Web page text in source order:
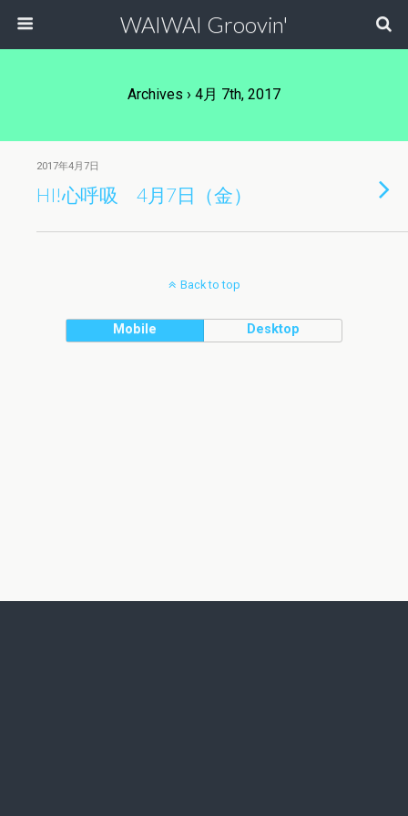
WAIWAI Groovin'
Archives › 4月 7th, 2017
2017年4月7日
HI!心呼吸 4月7日（金）
Back to top
Mobile Desktop